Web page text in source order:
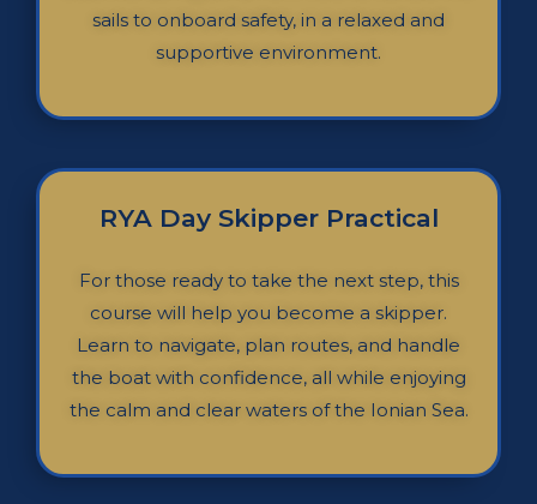
sails to onboard safety, in a relaxed and
supportive environment.
RYA Day Skipper Practical
For those ready to take the next step, this
course will help you become a skipper.
Learn to navigate, plan routes, and handle
the boat with confidence, all while enjoying
the calm and clear waters of the Ionian Sea.